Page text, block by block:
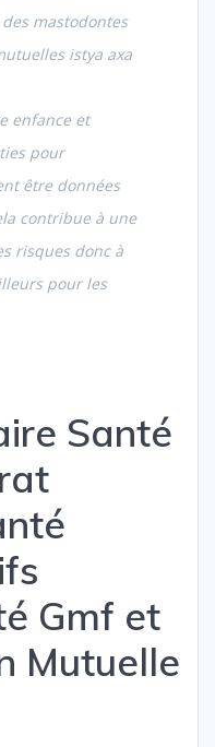
mastodontes
istya axa
enfance et
pour
être données
contribue à une
risques donc à
pour les
Santé
Gmf et
Mutuelle